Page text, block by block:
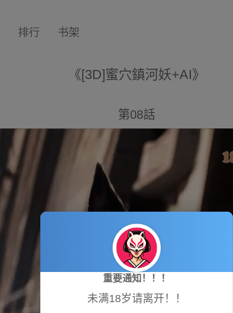
排行 书架
《[3D]蜜穴鎮河妖+AI》
第08話
重要通知！！！
未满18岁请离开！！